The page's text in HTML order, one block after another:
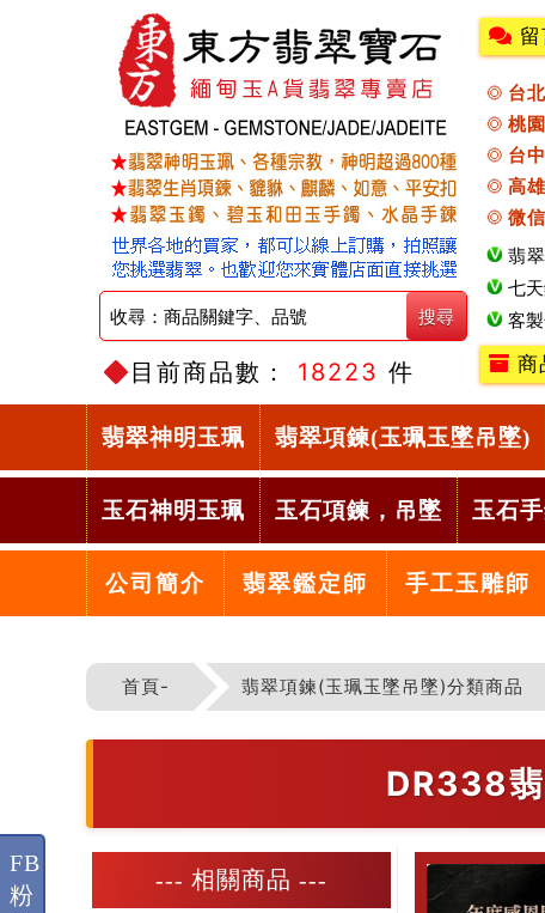
目前商品數： 18223 件
留
台
桃
台
高
微信
翡
七
客
商
翡翠神明玉珮 翡翠項鍊(玉珮玉墜吊墜)
玉石神明玉珮 玉石項鍊，吊墜 玉石
公司簡介 翡翠鑑定師 手工玉雕師
首頁- 翡翠項鍊(玉珮玉墜吊墜)分類商品
DR338
--- 相關商品 ---
FB
粉